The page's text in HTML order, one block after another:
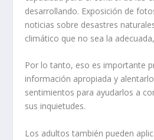
desarrollando. Exposición de
noticias sobre desastres
climático que no sea la
Por lo tanto, eso es importante
información apropiada y
sentimientos para ayudarlos a
sus inquietudes.
Los adultos también pueden